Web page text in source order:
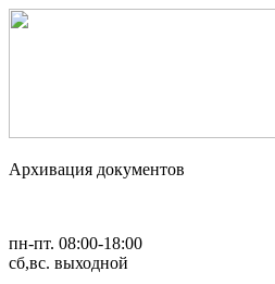
Архивация документов
пн-пт. 08:00-18:00
сб,вс. выходной